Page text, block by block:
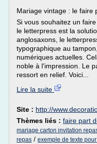
Mariage vintage : le faire
Si vous souhaitez un
le letterpress est la
anglosaxons, le
typographique au
numériques actuelles.
noble à l'impression. Le
ressort en relief. Voici...
Lire la suite
Site : http://
Thèmes liés : faire part
mariage carton invitation
repas / exemple de texte